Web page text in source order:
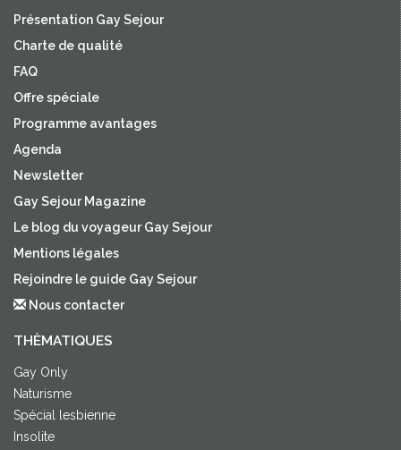
Présentation Gay Sejour
Charte de qualité
FAQ
Offre spéciale
Programme avantages
Agenda
Newsletter
Gay Sejour Magazine
Le blog du voyageur Gay Sejour
Mentions légales
Rejoindre le guide Gay Sejour
Nous contacter
THÈMATIQUES
Gay Only
Naturisme
Spécial lesbienne
Insolite